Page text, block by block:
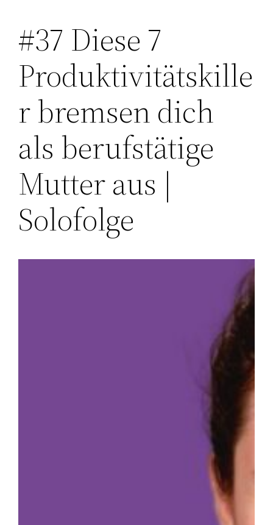
Zum
Inhalt
springen
#37 Diese 7
Produktivitätskille
r bremsen dich
als berufstätige
Mutter aus |
Solofolge